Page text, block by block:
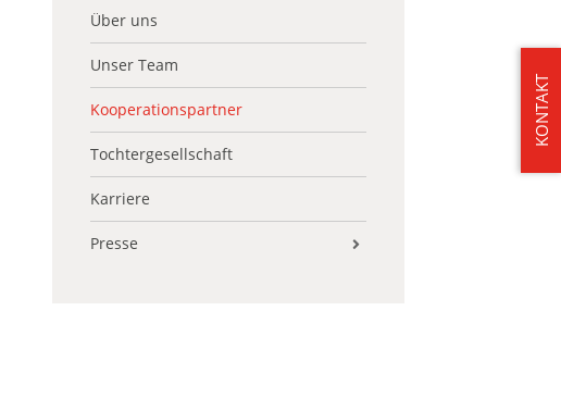
KONTAKT
Über uns
Unser Team
Kooperationspartner
Tochtergesellschaft
Karriere
Presse